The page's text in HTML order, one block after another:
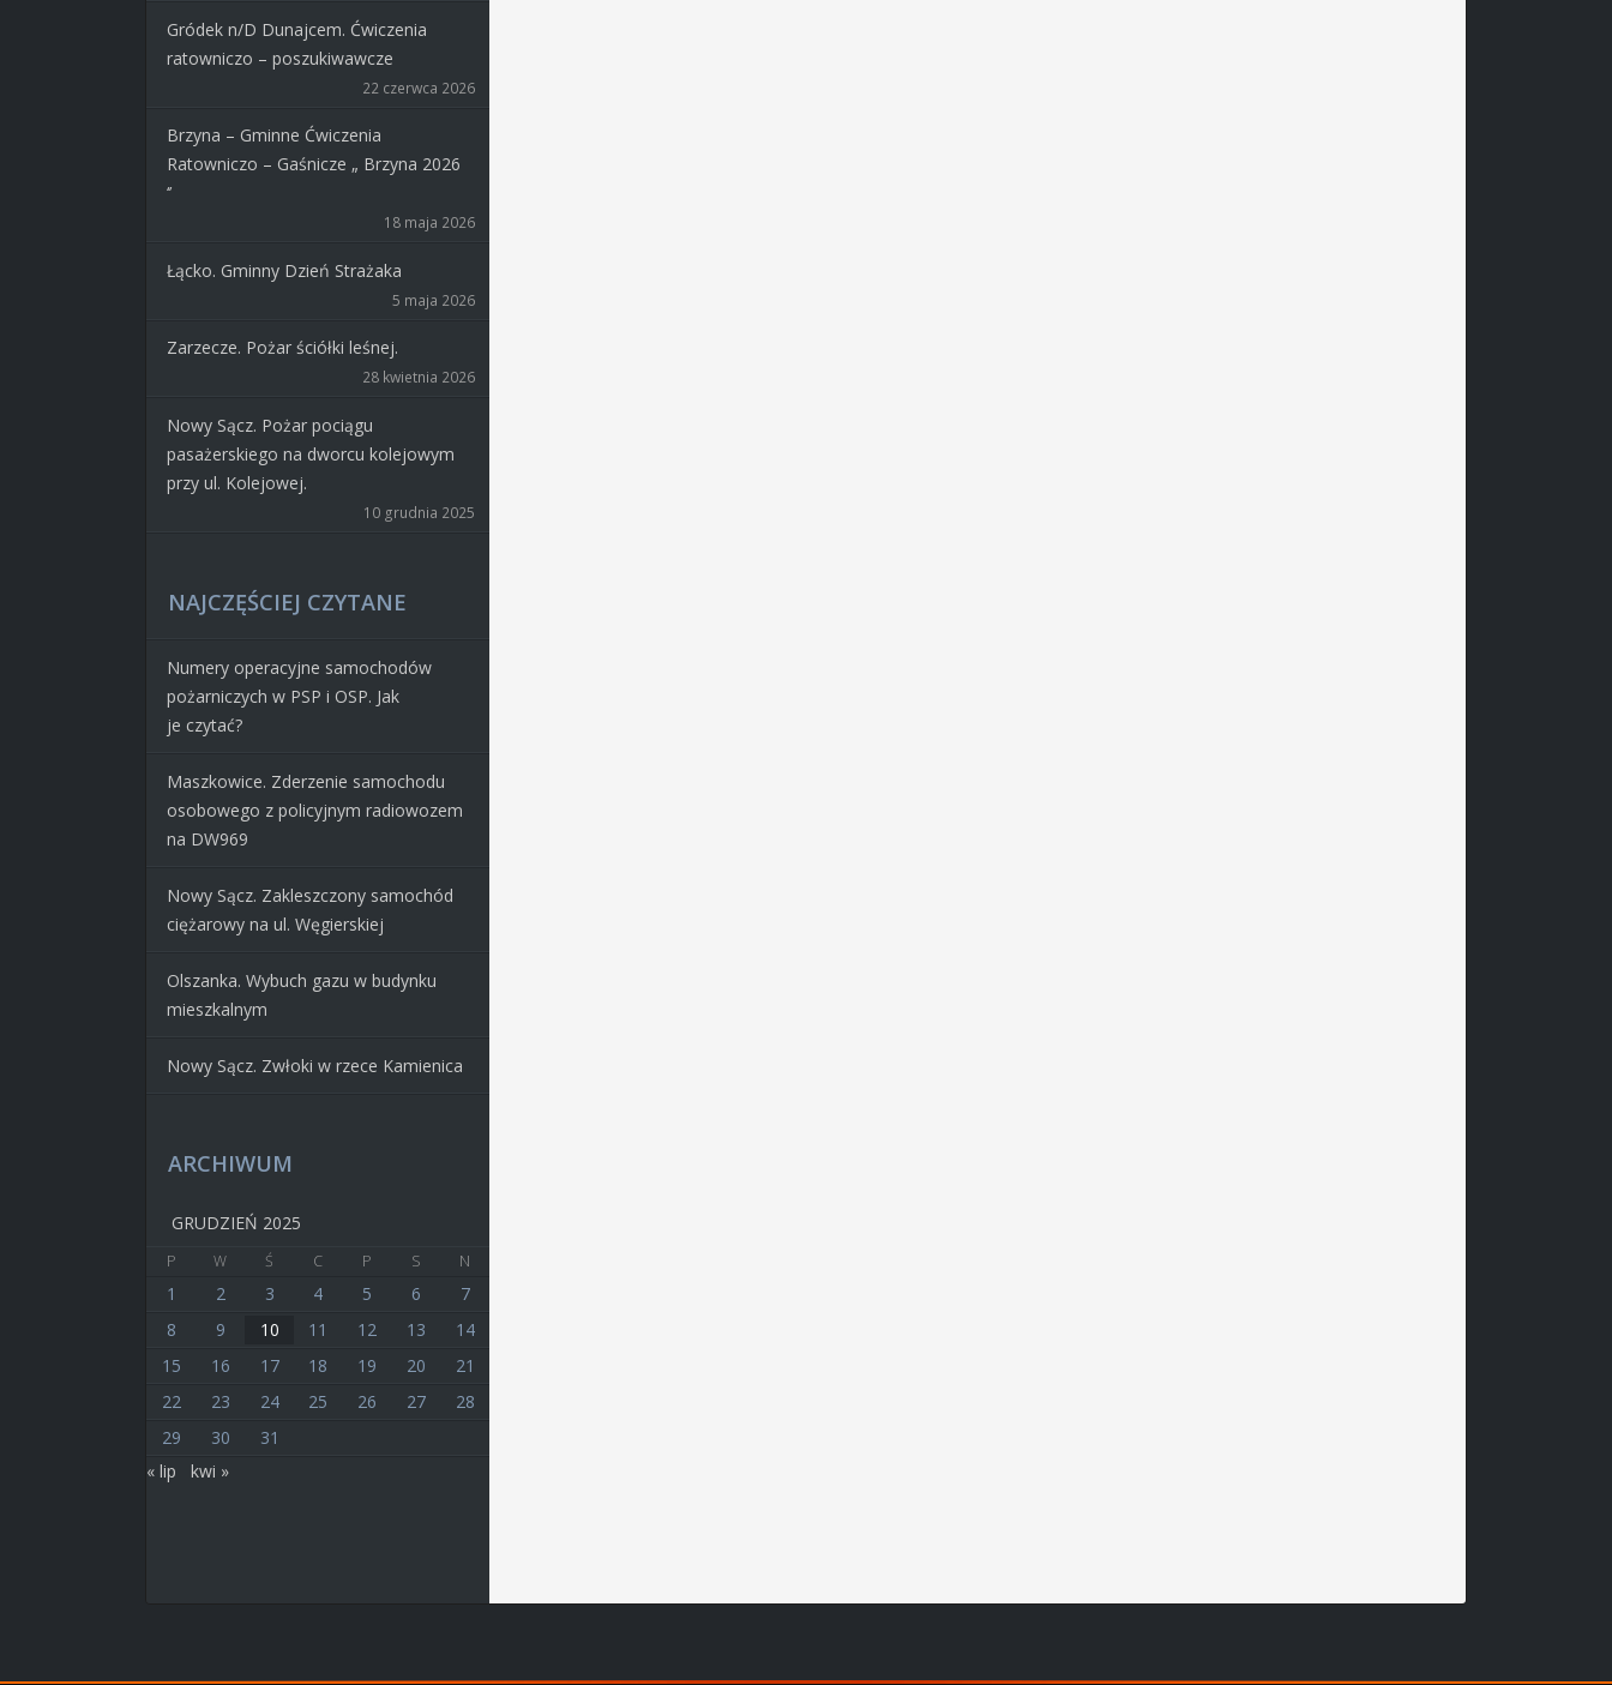
Gródek n/D Dunajcem. Ćwiczenia
ratowniczo – poszukiwawcze
22 czerwca 2026
Brzyna – Gminne Ćwiczenia
Ratowniczo – Gaśnicze „ Brzyna 2026
‘’
18 maja 2026
Łącko. Gminny Dzień Strażaka
5 maja 2026
Zarzecze. Pożar ściółki leśnej.
28 kwietnia 2026
Nowy Sącz. Pożar pociągu
pasażerskiego na dworcu kolejowym
przy ul. Kolejowej.
10 grudnia 2025
NAJCZĘŚCIEJ CZYTANE
Numery operacyjne samochodów
pożarniczych w PSP i OSP. Jak
je czytać?
Maszkowice. Zderzenie samochodu
osobowego z policyjnym radiowozem
na DW969
Nowy Sącz. Zakleszczony samochód
ciężarowy na ul. Węgierskiej
Olszanka. Wybuch gazu w budynku
mieszkalnym
Nowy Sącz. Zwłoki w rzece Kamienica
ARCHIWUM
GRUDZIEŃ 2025
P W Ś C P S N
1 2 3 4 5 6
7
8
9 10 11 12 13
14
15
16 17 18 19 20
21
22
23 24 25 26 27
28
29
30
31
« lip
kwi »